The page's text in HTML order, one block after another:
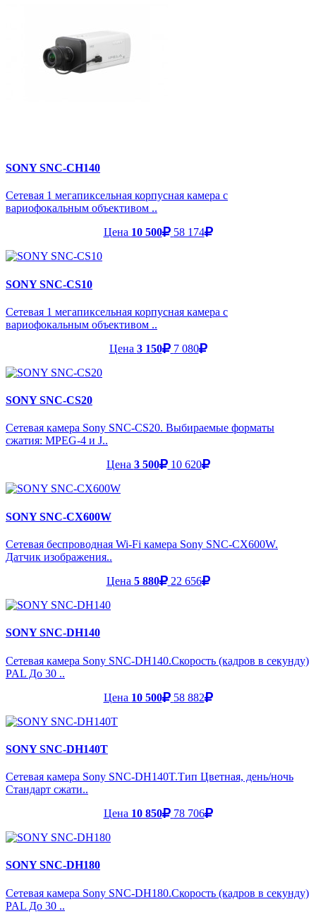
SONY SNC-CH140
Сетевая 1 мегапиксельная корпусная камера с
вариофокальным объективом ..
Цена 10 500 58 174
SONY SNC-CS10
Сетевая 1 мегапиксельная корпусная камера с
вариофокальным объективом ..
Цена 3 150 7 080
SONY SNC-CS20
Сетевая камера Sony SNC-CS20. Выбираемые форматы
сжатия: MPEG-4 и J..
Цена 3 500 10 620
SONY SNC-CX600W
Сетевая беспроводная Wi-Fi камера Sony SNC-CX600W.
Датчик изображения..
Цена 5 880 22 656
SONY SNC-DH140
Сетевая камера Sony SNC-DH140.Скорость (кадров в секунду)
PAL До 30 ..
Цена 10 500 58 882
SONY SNC-DH140T
Сетевая камера Sony SNC-DH140T.Тип Цветная, день/ночь
Стандарт сжати..
Цена 10 850 78 706
SONY SNC-DH180
Сетевая камера Sony SNC-DH180.Скорость (кадров в секунду)
PAL До 30 ..